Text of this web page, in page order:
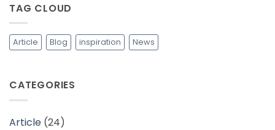
Adem
Daerah
Tropis
TAG CLOUD
Article Blog inspiration News
CATEGORIES
Article (24)